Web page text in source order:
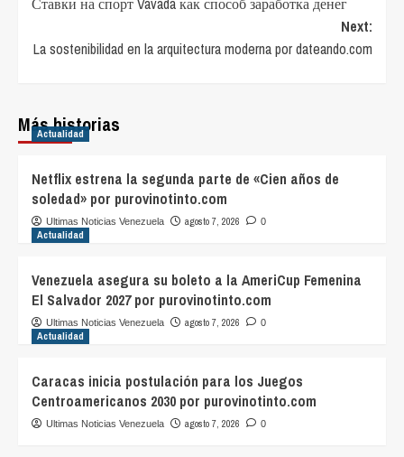
navigation
Next:
La sostenibilidad en la arquitectura moderna por dateando.com
Más historias
Actualidad
Netflix estrena la segunda parte de «Cien años de
soledad» por purovinotinto.com
Ultimas Noticias Venezuela agosto 7, 2026 0
Actualidad
Venezuela asegura su boleto a la AmeriCup Femenina
El Salvador 2027 por purovinotinto.com
Ultimas Noticias Venezuela agosto 7, 2026 0
Actualidad
Caracas inicia postulación para los Juegos
Centroamericanos 2030 por purovinotinto.com
Ultimas Noticias Venezuela agosto 7, 2026 0